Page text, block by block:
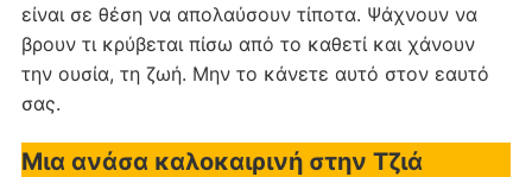
είναι σε θέση να απολαύσουν τίποτα. Ψάχνουν να
βρουν τι κρύβεται πίσω από το καθετί και χάνουν
την ουσία, τη ζωή. Μην το κάνετε αυτό στον εαυτό
σας.
Μια ανάσα καλοκαιρινή στην Τζιά